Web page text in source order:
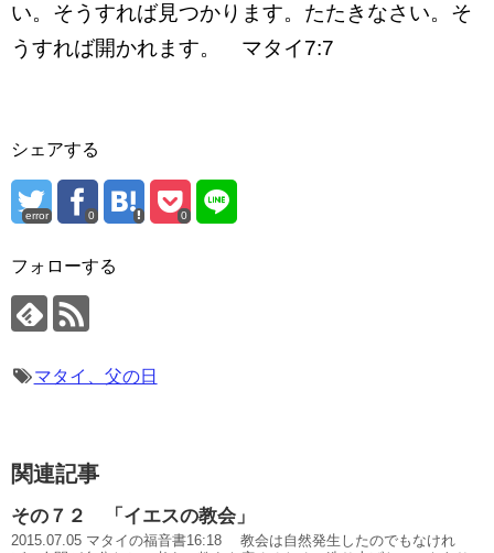
い。そうすれば見つかります。たたきなさい。そ
うすれば開かれます。 マタイ7:7
シェアする
error 0 0
フォローする
マタイ、父の日
関連記事
その７２ 「イエスの教会」
2015.07.05 マタイの福音書16:18 教会は自然発生したのでもなけれ